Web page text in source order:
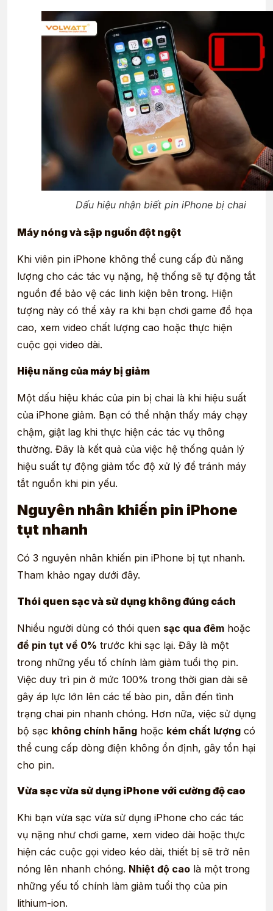
Dấu hiệu nhận biết pin iPhone bị chai
Máy nóng và sập nguồn đột ngột
Khi viên pin iPhone không thể cung cấp đủ năng
lượng cho các tác vụ nặng, hệ thống sẽ tự động tắt
nguồn để bảo vệ các linh kiện bên trong. Hiện
tượng này có thể xảy ra khi bạn chơi game đồ họa
cao, xem video chất lượng cao hoặc thực hiện
cuộc gọi video dài.
Hiệu năng của máy bị giảm
Một dấu hiệu khác của pin bị chai là khi hiệu suất
của iPhone giảm. Bạn có thể nhận thấy máy chạy
chậm, giật lag khi thực hiện các tác vụ thông
thường. Đây là kết quả của việc hệ thống quản lý
hiệu suất tự động giảm tốc độ xử lý để tránh máy
tắt nguồn khi pin yếu.
Nguyên nhân khiến pin iPhone
tụt nhanh
Có 3 nguyên nhân khiến pin iPhone bị tụt nhanh.
Tham khảo ngay dưới đây.
Thói quen sạc và sử dụng không đúng cách
Nhiều người dùng có thói quen sạc qua đêm hoặc
để pin tụt về 0% trước khi sạc lại. Đây là một
trong những yếu tố chính làm giảm tuổi thọ pin.
Việc duy trì pin ở mức 100% trong thời gian dài sẽ
gây áp lực lớn lên các tế bào pin, dẫn đến tình
trạng chai pin nhanh chóng. Hơn nữa, việc sử dụng
bộ sạc không chính hãng hoặc kém chất lượng có
thể cung cấp dòng điện không ổn định, gây tổn hại
cho pin.
Vừa sạc vừa sử dụng iPhone với cường độ cao
Khi bạn vừa sạc vừa sử dụng iPhone cho các tác
vụ nặng như chơi game, xem video dài hoặc thực
hiện các cuộc gọi video kéo dài, thiết bị sẽ trở nên
nóng lên nhanh chóng. Nhiệt độ cao là một trong
những yếu tố chính làm giảm tuổi thọ của pin
lithium-ion.